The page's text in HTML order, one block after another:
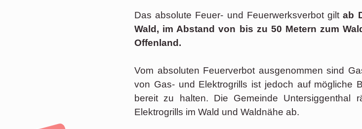
Das absolute Feuer- und Feuerwerksverbot giltab
Wald, im Abstand von bis zu 50 Metern zum
Offenland.
Vom absoluten Feuerverbot ausgenommen sind
von Gas- und Elektrogrills ist jedoch auf mögliche
bereit zu halten. Die Gemeinde
Elektrogrills im Wald und Waldnähe ab.